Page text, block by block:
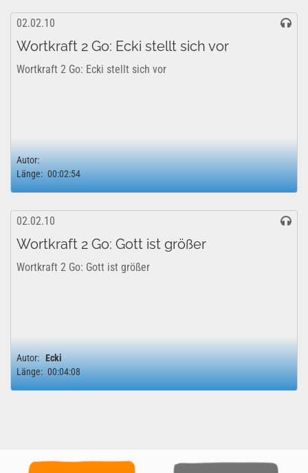
02.02.10
Wortkraft 2 Go: Ecki stellt sich vor
Wortkraft 2 Go: Ecki stellt sich vor
Autor:
Länge: 00:02:54
02.02.10
Wortkraft 2 Go: Gott ist größer
Wortkraft 2 Go: Gott ist größer
Autor: Ecki
Länge: 00:04:08